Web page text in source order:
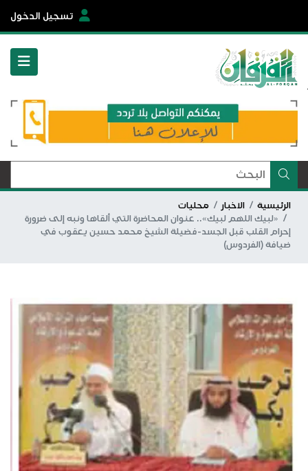
تسجيل الدخول
الرئيسية الاخبار
محليات
«لبيك اللهم لبيك».. عنوان المحاضرة التي ألقاها ونبه إلى ضرورة
إحرام القلب قبل الجسد-فضيلة الشيخ محمد حسين يعقوب في
ضيافة (الفردوس)